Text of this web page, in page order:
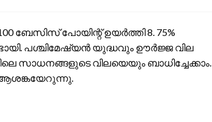
ബേസിസ് പോയിന്റ് ഉയർത്തി 8. 75%
പശ്ചിമേഷ്യൻ യുദ്ധവും ഊർജ്ജ വില
സാധനങ്ങളുടെ വിലയെയും ബാധിച്ചേക്കാം.